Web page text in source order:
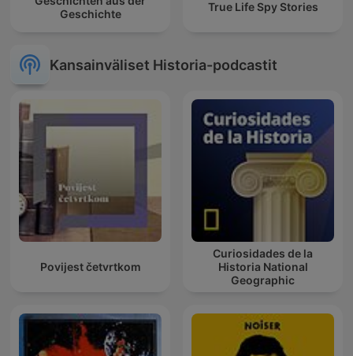
Geschichte
True Life Spy Stories
Kansainväliset Historia-podcastit
Povijest četvrtkom
Curiosidades de la
Historia National
Geographic